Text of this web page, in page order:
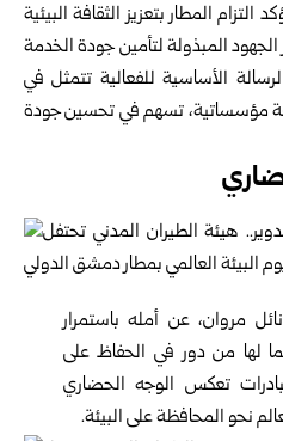
المطار بتعزيز الثقافة البيئية
المبذولة لتأمين جودة الخدمة
الأساسية للفعالية تتمثل في
مؤسساتية، تسهم في تحسين جودة
مروان، عن أمله باستمرار
لما لها من دور في الحفاظ على
تعكس الوجه الحضاري
نحو المحافظة على البيئة.